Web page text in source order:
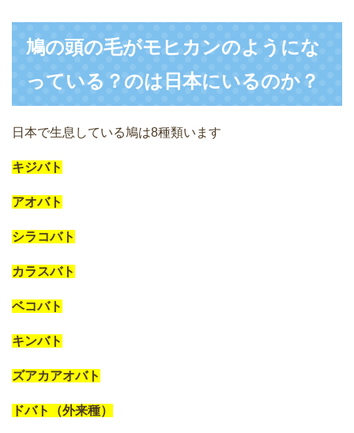
鳩の頭の毛がモヒカンのようにな
っている？のは日本にいるのか？
日本で生息している鳩は8種類います
キジバト
アオバト
シラコバト
カラスバト
ベコバト
キンバト
ズアカアオバト
ドバト（外来種）